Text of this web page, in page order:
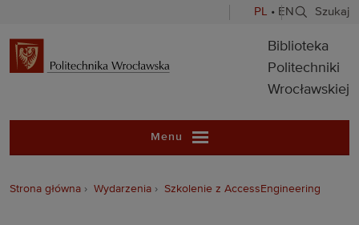
PL • EN Szukaj
Biblioteka
Biblioteka
Politechniki
Wrocławskiej
Menu
Strona główna Wydarzenia Szkolenie z AccessEngineering